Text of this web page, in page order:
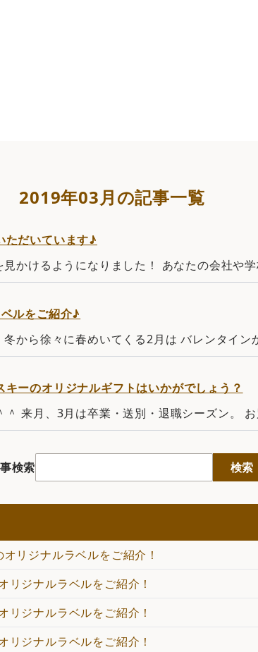
OK】写真・名入れオリジナルラベル・ウイ
2019年03月の記事一覧
ただいています♪
かけるようになりました！ あなたの会社や
ルをご紹介♪
から徐々に春めいてくる2月は バレンタイン
ーのオリジナルギフトはいかがでしょう？
来月、3月は卒業・送別・退職シーズン。
検索 検索
リジナルラベルをご紹介！
ジナルラベルをご紹介！
ジナルラベルをご紹介！
ジナルラベルをご紹介！